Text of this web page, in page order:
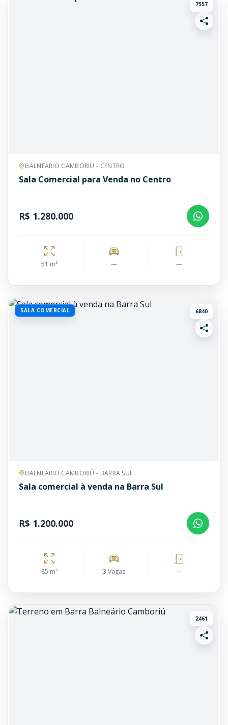
7557
BALNEÁRIO CAMBORIÚ - CENTRO
Sala Comercial para Venda no Centro
R$ 1.280.000
51 m² — —
SALA COMERCIAL 6840
BALNEÁRIO CAMBORIÚ - BARRA SUL
Sala comercial à venda na Barra Sul
R$ 1.200.000
85 m² 3 Vagas —
2461